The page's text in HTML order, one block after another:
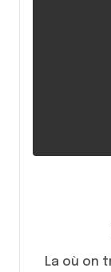
La où on trouve les articles en gros et en